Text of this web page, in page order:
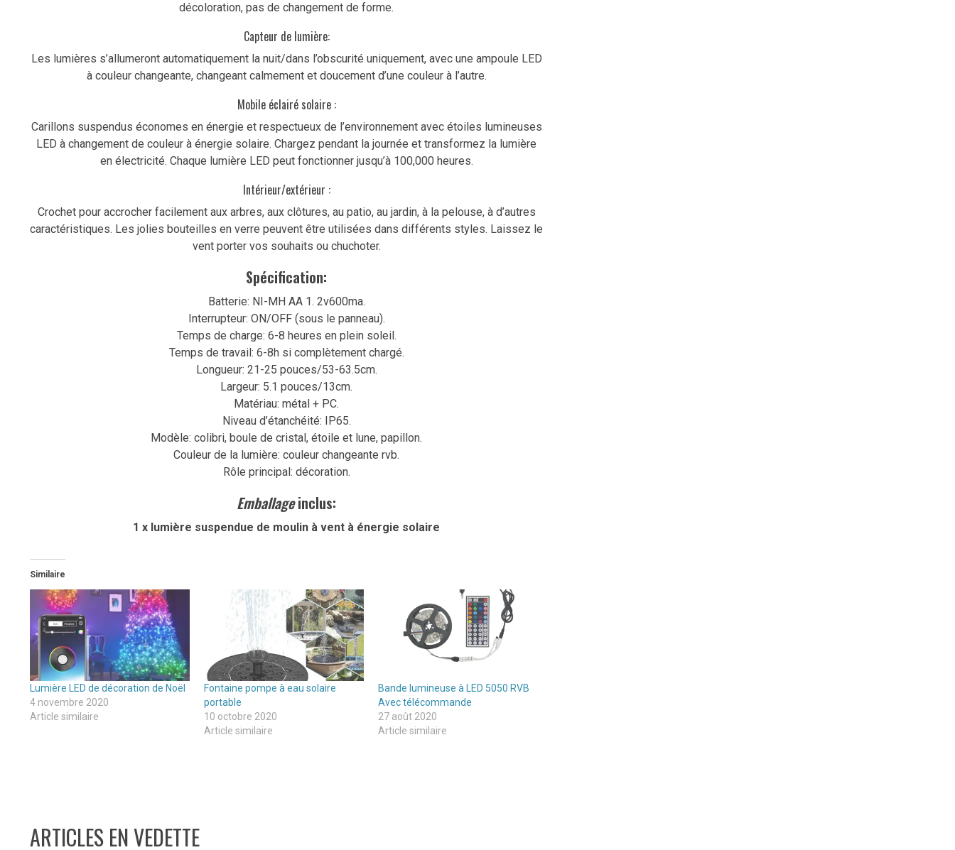
décoloration, pas de changement de forme.
Capteur de lumière:
Les lumières s’allumeront automatiquement la nuit/dans l’obscurité uniquement, avec une ampoule LED
à couleur changeante, changeant calmement et doucement d’une couleur à l’autre.
Mobile éclairé solaire :
Carillons suspendus économes en énergie et respectueux de l’environnement avec étoiles lumineuses
LED à changement de couleur à énergie solaire. Chargez pendant la journée et transformez la lumière
en électricité. Chaque lumière LED peut fonctionner jusqu’à 100,000 heures.
Intérieur/extérieur :
Crochet pour accrocher facilement aux arbres, aux clôtures, au patio, au jardin, à la pelouse, à d’autres
caractéristiques. Les jolies bouteilles en verre peuvent être utilisées dans différents styles. Laissez le
vent porter vos souhaits ou chuchoter.
Spécification:
Batterie: NI-MH AA 1. 2v600ma.
Interrupteur: ON/OFF (sous le panneau).
Temps de charge: 6-8 heures en plein soleil.
Temps de travail: 6-8h si complètement chargé.
Longueur: 21-25 pouces/53-63.5cm.
Largeur: 5.1 pouces/13cm.
Matériau: métal + PC.
Niveau d’étanchéité: IP65.
Modèle: colibri, boule de cristal, étoile et lune, papillon.
Couleur de la lumière: couleur changeante rvb.
Rôle principal: décoration.
Emballageinclus:
1 x lumière suspendue de moulin à vent à énergie solaire
Similaire
Lumière LED de décoration de Noël
4 novembre 2020
Article similaire
Fontaine pompe à eau solaire
portable
10 octobre 2020
Article similaire
Bande lumineuse à LED 5050 RVB
Avec télécommande
27 août 2020
Article similaire
ARTICLES EN VEDETTE